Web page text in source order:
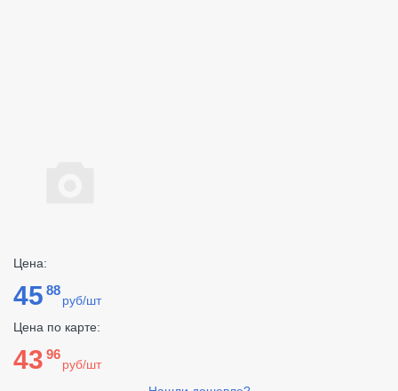
Цена:
45 88
руб/шт
Цена по карте:
43 96
руб/шт